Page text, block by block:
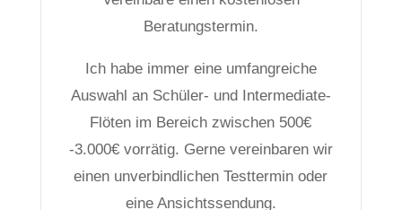
Beratungstermin.
Ich habe immer eine umfangreiche
Auswahl an Schüler- und Intermediate-
Flöten im Bereich zwischen 500€
-3.000€ vorrätig. Gerne vereinbaren wir
einen unverbindlichen Testtermin oder
eine Ansichtssendung.